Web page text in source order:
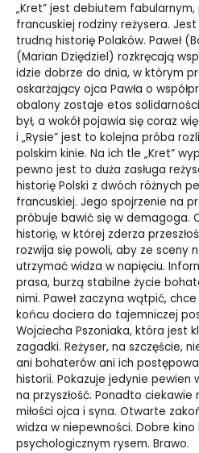
„Kret” jest debiutem
francuskiej rodziny reżysera.
trudną historię Polaków. Paweł
(Marian Dziędziel) rozkręcają
idzie dobrze do dnia, w którym
oskarżający ojca Pawła o
obalony zostaje etos
był, a wokół pojawia się coraz
i „Rysie” jest to kolejna próba
polskim kinie. Na ich tle „Kret”
pewno jest to duża zasługa
historię Polski z dwóch różnych
francuskiej. Jego spojrzenie na
próbuje bawić się w demagoga.
historię, w której zderza
rozwija się powoli, aby ze sceny
utrzymać widza w napięciu.
prasa, burzą stabilne życie
nimi. Paweł zaczyna wątpić,
końcu dociera do tajemniczej
Wojciecha Pszoniaka, która jest
zagadki. Reżyser, na szczęście,
ani bohaterów ani ich
historii. Pokazuje jedynie pewien
na przyszłość. Ponadto
miłości ojca i syna. Otwarte
widza w niepewności. Dobre
psychologicznym rysem. Brawo.